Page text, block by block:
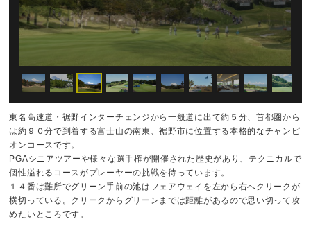
東名高速道・裾野インターチェンジから一般道に出て約５分、首都圏から
は約９０分で到着する富士山の南東、裾野市に位置する本格的なチャンピ
オンコースです。
PGAシニアツアーや様々な選手権が開催された歴史があり、テクニカルで
個性溢れるコースがプレーヤーの挑戦を待っています。
１４番は難所でグリーン手前の池はフェアウェイを左から右へクリークが
横切っている。クリークからグリーンまでは距離があるので思い切って攻
めたいところです。